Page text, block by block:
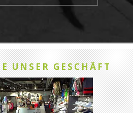
UNSER GESCHÄFT